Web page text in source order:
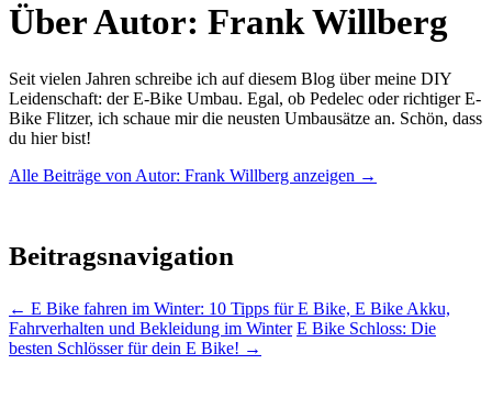
Über Autor: Frank Willberg
Seit vielen Jahren schreibe ich auf diesem Blog über meine DIY
Leidenschaft: der E-Bike Umbau. Egal, ob Pedelec oder richtiger E-
Bike Flitzer, ich schaue mir die neusten Umbausätze an. Schön, dass
du hier bist!
Alle Beiträge von Autor: Frank Willberg anzeigen →
Beitragsnavigation
← E Bike fahren im Winter: 10 Tipps für E Bike, E Bike Akku,
Fahrverhalten und Bekleidung im Winter E Bike Schloss: Die
besten Schlösser für dein E Bike! →